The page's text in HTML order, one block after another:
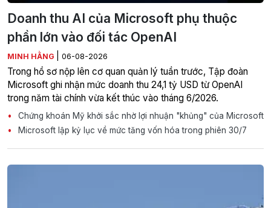
Doanh thu AI của Microsoft phụ thuộc
phần lớn vào đối tác OpenAI
MINH HẰNG 06-08-2026
Trong hồ sơ nộp lên cơ quan quản lý tuần trước, Tập đoàn
Microsoft ghi nhận mức doanh thu 24,1 tỷ USD từ OpenAI
trong năm tài chính vừa kết thúc vào tháng 6/2026.
Chứng khoán Mỹ khởi sắc nhờ lợi nhuận "khủng" của Microsoft
Microsoft lập kỷ lục về mức tăng vốn hóa trong phiên 30/7